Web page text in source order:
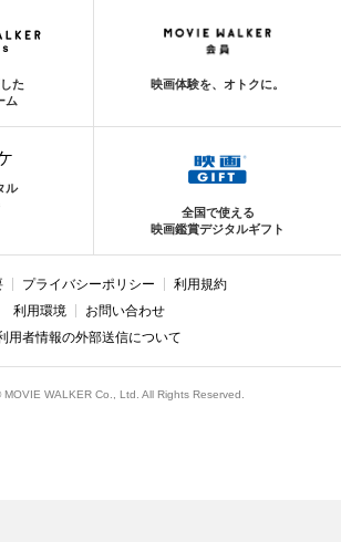
た
ム
映画体験を、オトクに。
ル
全国で使える
映画鑑賞デジタルギフト
プライバシーポリシー
利用規約
利用環境
お問い合わせ
用者情報の外部送信について
WALKER Co., Ltd. All Rights Reserved.